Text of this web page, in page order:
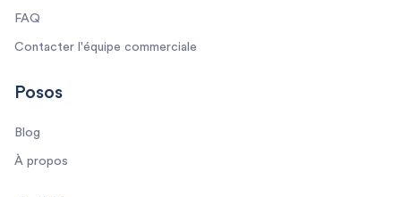
FAQ
Contacter l'équipe commerciale
Posos
Blog
À propos